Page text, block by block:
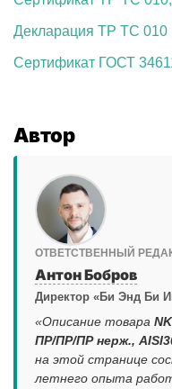
Декларация ТР ТС 010
Сертификат ГОСТ
Автор
ОТВЕТСТВЕННЫЙ
Антон Бобров
Директор «Би Энд Би
«Описание товара
ПР/ПР/ПР нерж.,
на этой странице
летнего опыта